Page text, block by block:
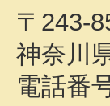
〒243-
神奈川
電話番